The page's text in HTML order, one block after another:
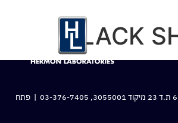
BLACK
03-376-7405 | פתח